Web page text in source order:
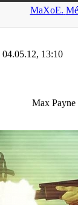
MaXoE.
13:10
Max Payne